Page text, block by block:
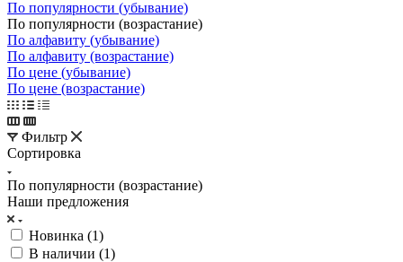
По популярности (убывание)
По популярности (возрастание)
По алфавиту (убывание)
По алфавиту (возрастание)
По цене (убывание)
По цене (возрастание)
Фильтр
Сортировка
По популярности (возрастание)
Наши предложения
Новинка (1)
В наличии (1)